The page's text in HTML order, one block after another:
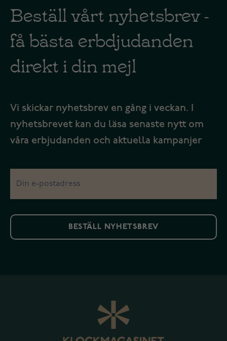
Beställ vårt nyhetsbrev -
få bästa erbdjudanden
direkt i din mejl
Vi skickar nyhetsbrev en gång i veckan. I
nyhetsbrevet kan du läsa senaste nytt om
våra erbjudanden och aktuella kampanjer
BESTÄLL NYHETSBREV